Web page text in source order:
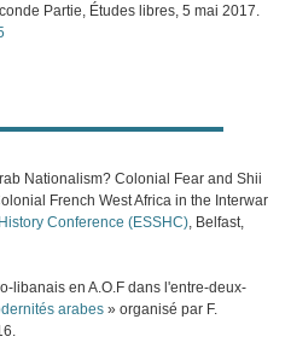
Partie, Études libres, 5 mai 2017.
Nationalism? Colonial Fear and Shii
French West Africa in the Interwar
Conference (ESSHC) , Belfast,
libanais en A.O.F dans l'entre-deux-
arabes » organisé par F.